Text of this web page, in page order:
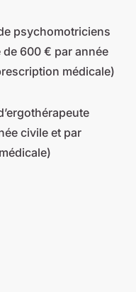
psychomotriciens
600 € par année
médicale)
civile et par